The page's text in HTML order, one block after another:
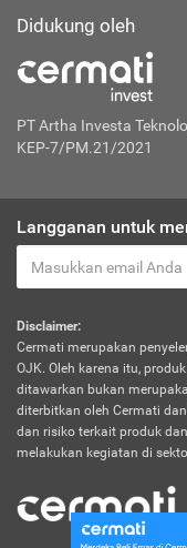
Didukung oleh
PT Artha Investa
KEP-7/PM.21/2021
Langganan untuk
Disclaimer:
Cermati merupakan
OJK. Oleh karena itu,
ditawarkan bukan
diterbitkan oleh Cermati
dan risiko terkait produk
melakukan kegiatan di